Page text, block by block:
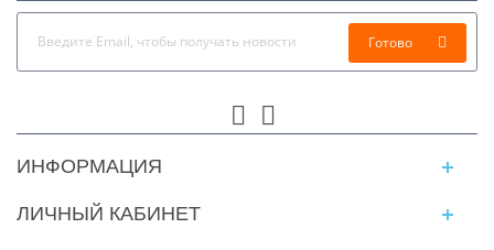
Готово
ИНФОРМАЦИЯ
ЛИЧНЫЙ КАБИНЕТ